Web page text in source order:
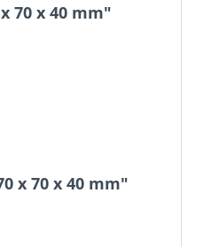
70 x 40 mm"
x 70 x 40 mm"